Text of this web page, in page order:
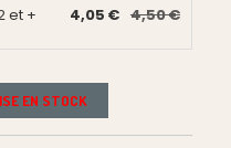
et + 4,05 € 4,50 €
EN STOCK